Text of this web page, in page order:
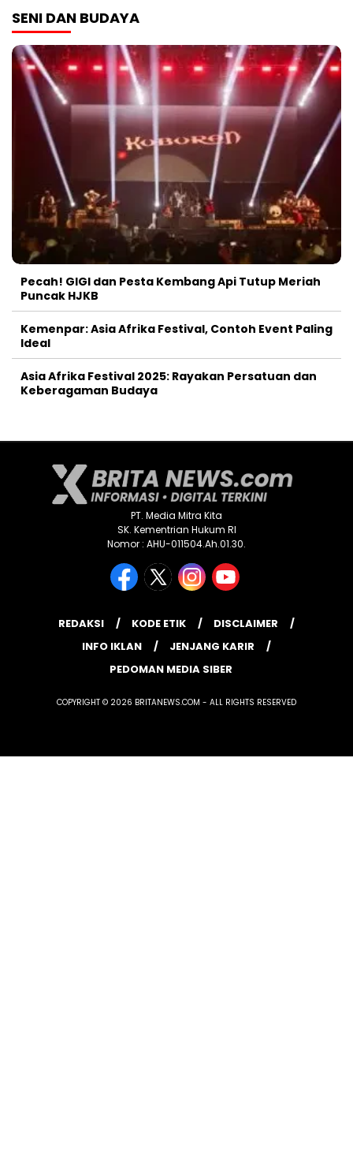
SENI DAN BUDAYA
Pecah! GIGI dan Pesta Kembang Api Tutup Meriah
Puncak HJKB
Kemenpar: Asia Afrika Festival, Contoh Event Paling
Ideal
Asia Afrika Festival 2025: Rayakan Persatuan dan
Keberagaman Budaya
PT. Media Mitra Kita
SK. Kementrian Hukum RI
Nomor : AHU-011504.Ah.01.30.
REDAKSI KODE ETIK
DISCLAIMER
INFO IKLAN
JENJANG KARIR
PEDOMAN MEDIA SIBER
COPYRIGHT © 2026 BRITANEWS.COM - ALL RIGHTS RESERVED